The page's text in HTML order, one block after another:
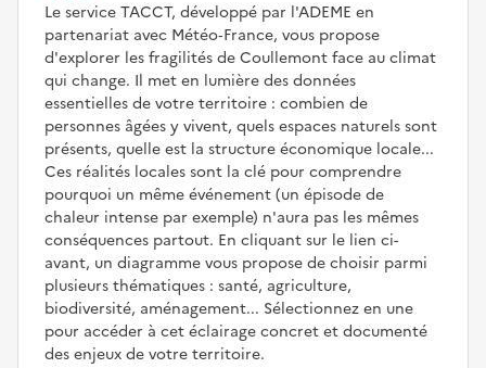
Le service TACCT, développé par l'ADEME en
partenariat avec Météo‑France, vous propose
d'explorer les fragilités de Coullemont face au climat
qui change. Il met en lumière des données
essentielles de votre territoire : combien de
personnes âgées y vivent, quels espaces naturels sont
présents, quelle est la structure économique locale...
Ces réalités locales sont la clé pour comprendre
pourquoi un même événement (un épisode de
chaleur intense par exemple) n'aura pas les mêmes
conséquences partout. En cliquant sur le lien ci-
avant, un diagramme vous propose de choisir parmi
plusieurs thématiques : santé, agriculture,
biodiversité, aménagement... Sélectionnez en une
pour accéder à cet éclairage concret et documenté
des enjeux de votre territoire.